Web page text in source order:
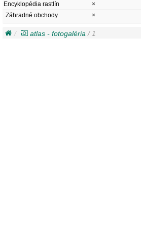
Encyklopédia rastlín
×
Záhradné obchody
×
atlas - fotogaléria / 1